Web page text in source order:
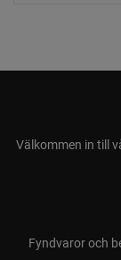
Välkommen in till
Fyndvaror och